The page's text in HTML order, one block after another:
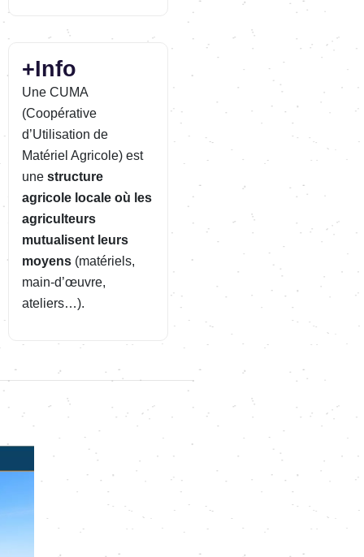
+Info
Une CUMA
(Coopérative
d’Utilisation de
Matériel Agricole) est
une structure
agricole locale où les
agriculteurs
mutualisent leurs
moyens (matériels,
main-d’œuvre,
ateliers…).